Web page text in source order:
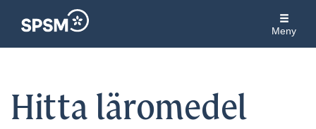
Meny
Hitta läromedel